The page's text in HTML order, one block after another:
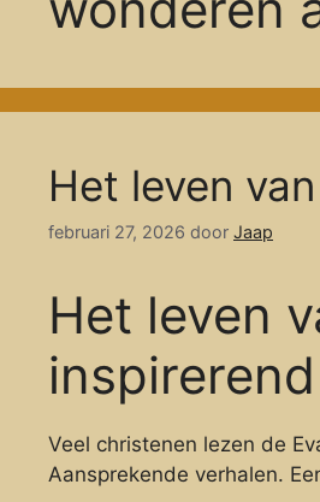
Het leven
februari 27, 2026 door Jaap
Het leven
Veel christenen lezen de
Aansprekende verhalen.